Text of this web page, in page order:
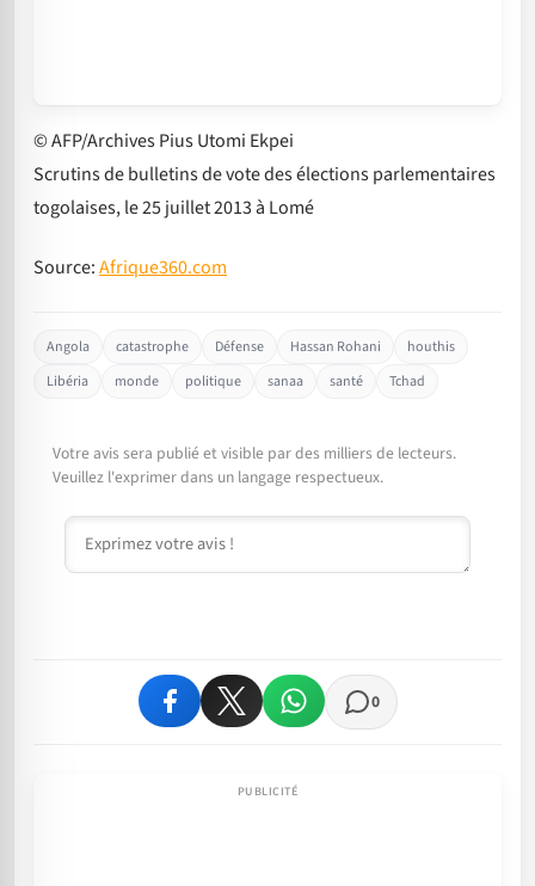
© AFP/Archives Pius Utomi Ekpei
Scrutins de bulletins de vote des élections parlementaires
togolaises, le 25 juillet 2013 à Lomé
Source:Afrique360.com
Angola catastrophe Défense Hassan Rohani
houthis
Libéria
monde politique sanaa santé Tchad
Votre avis sera publié et visible par des milliers de lecteurs.
Veuillez l'exprimer dans un langage respectueux.
Commentaire
0